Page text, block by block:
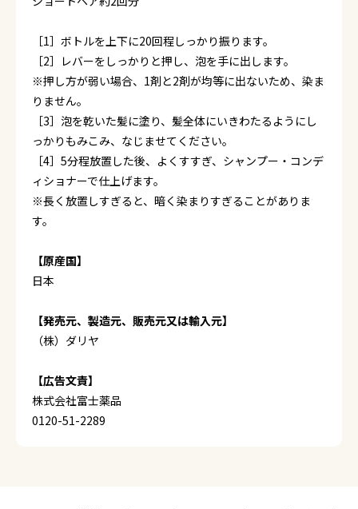
［1］ボトルを上下に20回程しっかり振ります。
［2］レバーをしっかりと押し、泡を手に出します。
※押し方が弱い場合、1剤と2剤が均等に出ないため、染ま
りません。
［3］泡を乾いた髪に塗り、髪全体にいきわたるようにし
っかりもみこみ、なじませてください。
［4］5分程放置した後、よくすすぎ、シャンプー・コンデ
ィショナーで仕上げます。
※長く放置しすぎると、暗く染まりすぎることがありま
す。
【原産国】
日本
【発売元、製造元、販売元又は輸入元】
（株）ダリヤ
【広告文責】
株式会社富士薬品
0120-51-2289